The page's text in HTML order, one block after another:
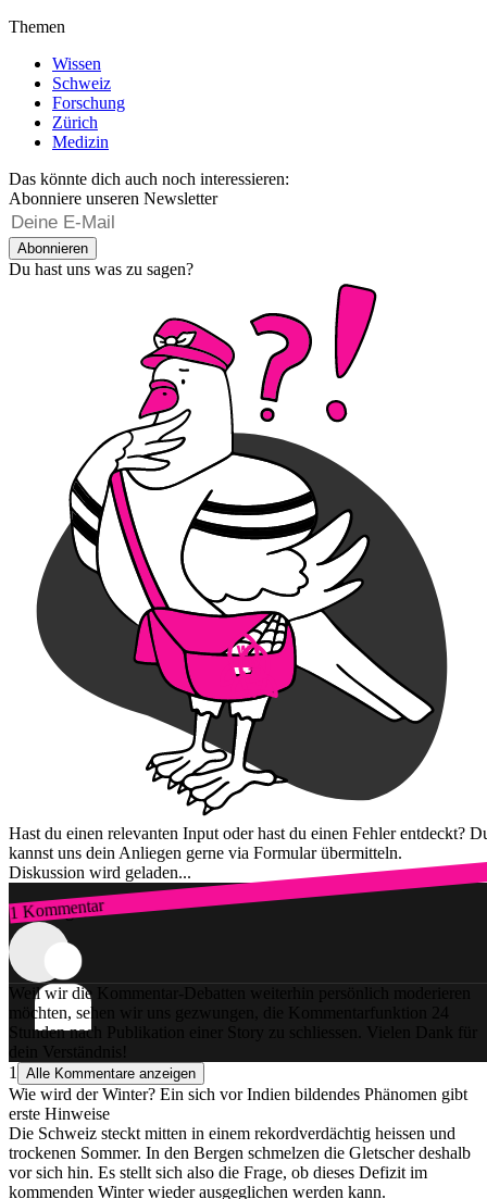
Themen
Wissen
Schweiz
Forschung
Zürich
Medizin
Das könnte dich auch noch interessieren:
Abonniere unseren Newsletter
Abonnieren
Du hast uns was zu sagen?
Hast du einen relevanten Input oder hast du einen Fehler entdeckt?
kannst uns dein Anliegen gerne via Formular übermitteln.
Diskussion wird geladen...
1 Kommentar
Zum Login
Weil wir die Kommentar-Debatten weiterhin persönlich moderieren
möchten, sehen wir uns gezwungen, die Kommentarfunktion 24
Stunden nach Publikation einer Story zu schliessen. Vielen Dank für
dein Verständnis!
1
Alle Kommentare anzeigen
Wie wird der Winter? Ein sich vor Indien bildendes Phänomen gibt
erste Hinweise
Die Schweiz steckt mitten in einem rekordverdächtig heissen und
trockenen Sommer. In den Bergen schmelzen die Gletscher deshalb
vor sich hin. Es stellt sich also die Frage, ob dieses Defizit im
kommenden Winter wieder ausgeglichen werden kann.